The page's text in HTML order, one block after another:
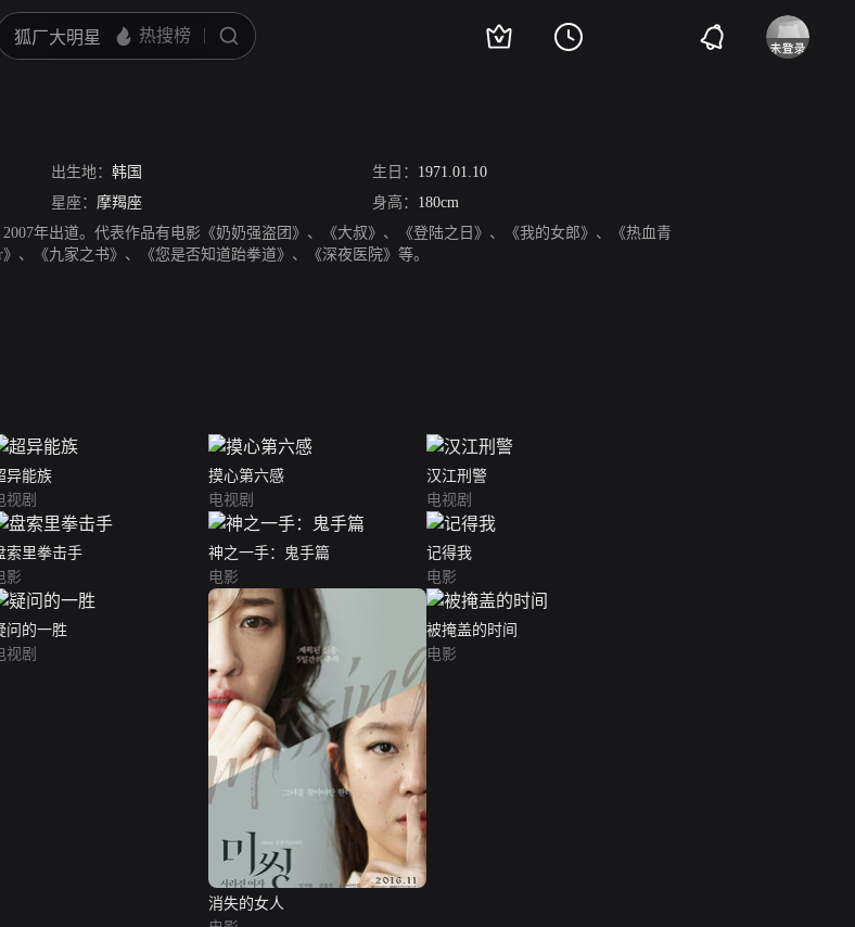
出生地： 韩国 生日： 1971.01.10
星座： 摩羯座 身高： 180cm
年出道。代表作品有电影《奶奶强盗团》、《大叔》、《登陆之日》、《我的女郎》、《热血青
、《九家之书》、《您是否知道跆拳道》、《深夜医院》等。
异能族
视剧
摸心第六感
电视剧
汉江刑警
电视剧
索里拳击手
影
神之一手：鬼手篇
电影
记得我
电影
问的一胜
视剧
消失的女人
被掩盖的时间
电影